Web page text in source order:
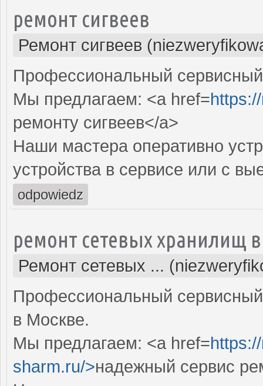
ремонт сигвеев
Ремонт сигвеев
Профессиональный
Мы предлагаем: <a href=
ремонту сигвеев</a>
Наши мастера оперативно
устройства в сервисе или с
odpowiedz
ремонт сетевых хранилищ
Ремонт сетевых ...
Профессиональный
в Москве.
Мы предлагаем: <a href=
sharm.ru/>надежный сервис